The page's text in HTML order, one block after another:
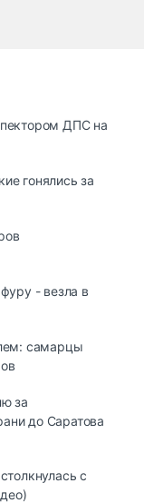
ДПС на
гонялись за
- везла в
самарцы
за
до Саратова
с